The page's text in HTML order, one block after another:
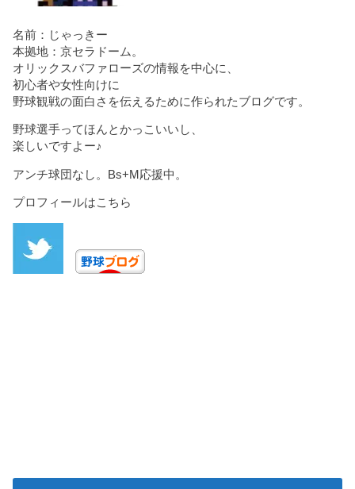
名前：じゃっきー
本拠地：京セラドーム。
オリックスバファローズの情報を中心に、
初心者や女性向けに
野球観戦の面白さを伝えるために作られたブログです。
野球選手ってほんとかっこいいし、
楽しいですよー♪
アンチ球団なし。Bs+M応援中。
プロフィールはこちら